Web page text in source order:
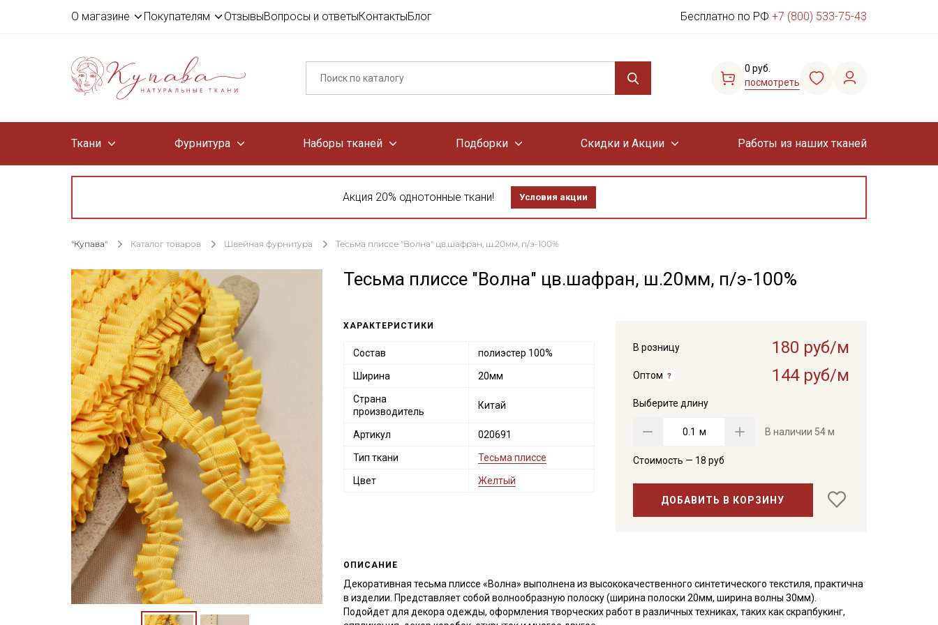
О магазине Покупателям ОтзывыВопросы и ответыКонтактыБлог Бесплатно по РФ +7 (800) 533-75-43
0 руб.
посмотреть
Ткани Фурнитура Наборы тканей Подборки Скидки и Акции Работы из наших тканей
Акция 20% однотонные ткани! Условия акции
"Купава" Каталог товаров Швейная фурнитура Тесьма плиссе "Волна" цв.шафран, ш.20мм, п/э-100%
Тесьма плиссе "Волна" цв.шафран, ш.20мм, п/э-100%
В розницу 180 руб/м
Оптом 144 руб/м
Выберите длину
м В наличии 54 м
Стоимость — 18 руб
ДОБАВИТЬ В КОРЗИНУ
ХАРАКТЕРИСТИКИ
Состав полиэстер 100%
Ширина 20мм
Страна
производитель
Китай
Артикул 020691
Тип ткани Тесьма плиссе
Цвет Желтый
ОПИСАНИЕ
Декоративная тесьма плиссе «Волна» выполнена из высококачественного синтетического текстиля, практична
в изделии. Представляет собой волнообразную полоску (ширина полоски 20мм, ширина волны 30мм).
Подойдет для декора одежды, оформления творческих работ в различных техниках, таких как скрапбукинг,